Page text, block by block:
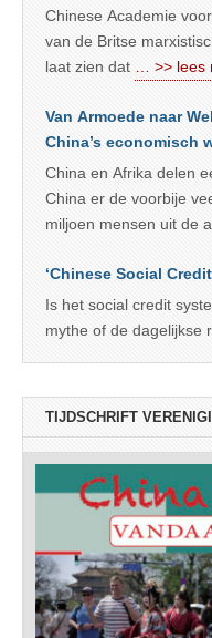
Chinese Academie
van de Britse
laat zien dat
… >> lees
Van Armoede naar
China’s economisch
China en Afrika delen
China er de voorbije
miljoen mensen uit de
‘Chinese Social
Is het social credit
mythe of de dagelijkse
TIJDSCHRIFT